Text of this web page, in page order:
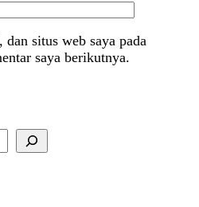
situs web saya pada
saya berikutnya.